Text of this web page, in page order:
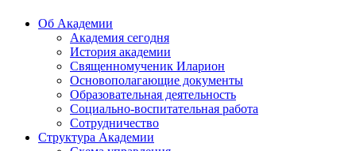
Об Академии
Академия сегодня
История академии
Священномученик Иларион
Основополагающие документы
Образовательная деятельность
Социально-воспитательная работа
Сотрудничество
Структура Академии